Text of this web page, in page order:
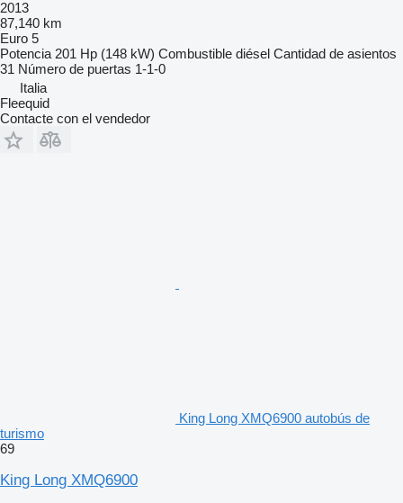
2013
87,140 km
Euro 5
Potencia 201 Hp (148 kW) Combustible diésel Cantidad de asientos
31 Número de puertas 1-1-0
Italia
Fleequid
Contacte con el vendedor
King Long XMQ6900 autobús de
turismo
69
King Long XMQ6900